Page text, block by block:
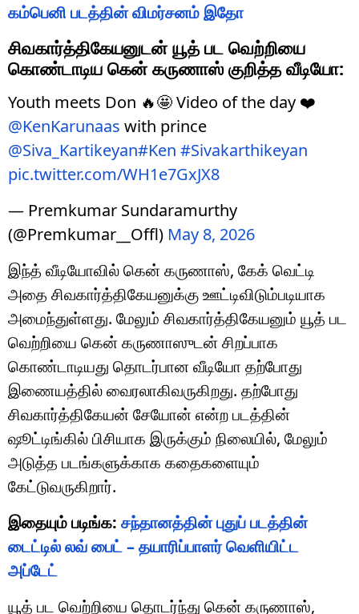
கம்பெனி படத்தின் விமர்சனம் இதோ
சிவகார்த்திகேயனுடன் யூத் பட வெற்றியை
கொண்டாடிய கென் கருணாஸ் குறித்த வீடியோ:
Youth meets Don 🔥🤩 Video of the day ❤️
@KenKarunaas with prince
@Siva_Kartikeyan#Ken #Sivakarthikeyan
pic.twitter.com/WH1e7GxJX8
— Premkumar Sundaramurthy
(@Premkumar__Offl) May 8, 2026
இந்த் வீடியோவில் கென் கருணாஸ், கேக் வெட்டி
அதை சிவகார்த்திகேயனுக்கு ஊட்டிவிடும்படியாக
அமைந்துள்ளது. மேலும் சிவகார்த்திகேயனும் யூத் பட
வெற்றியை கென் கருணாஸுடன் சிறப்பாக
கொண்டாடியது தொடர்பான வீடியோ தற்போது
இணையத்தில் வைரலாகிவருகிறது. தற்போது
சிவகார்த்திகேயன் சேயோன் என்ற படத்தின்
ஷூட்டிங்கில் பிசியாக இருக்கும் நிலையில், மேலும்
அடுத்த படங்களுக்காக கதைகளையும்
கேட்டுவருகிறார்.
இதையும் படிங்க: சந்தானத்தின் புதுப் படத்தின்
டைட்டில் லவ் பைட் – தயாரிப்பாளர் வெளியிட்ட
அப்டேட்
யூத் பட வெற்றியை தொடர்ந்து கென் கருணாஸ்,